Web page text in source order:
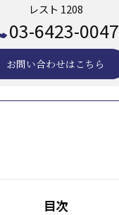
レスト 1208
03-6423-0047
お問い合わせはこちら
目次